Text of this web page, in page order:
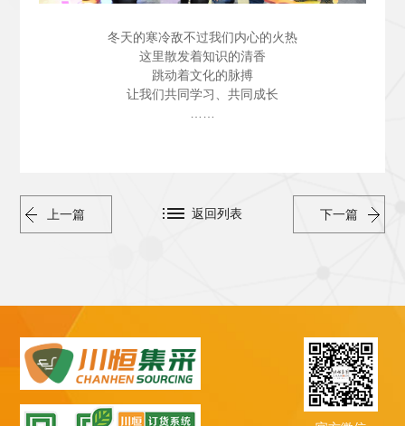
冬天的寒冷敌不过我们内心的火热
这里散发着知识的清香
跳动着文化的脉搏
让我们共同学习、共同成长
上一篇 下一篇
返回列表